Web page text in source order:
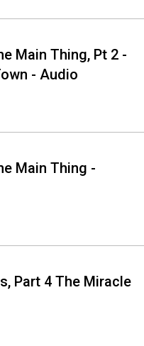
Main Thing, Pt 2 -
- Audio
Main Thing -
Part 4 The Miracle